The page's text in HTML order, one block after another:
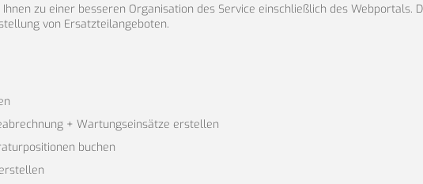
zu einer besseren Organisation des Service einschließlich des Webportals.
von Ersatzteilangeboten.
+ Wartungseinsätze erstellen
buchen